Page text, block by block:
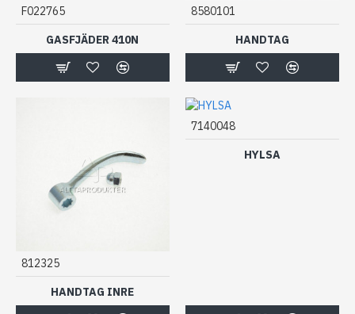
F022765
GASFJÄDER 410N
8580101
HANDTAG
812325
HANDTAG INRE
7140048
HYLSA